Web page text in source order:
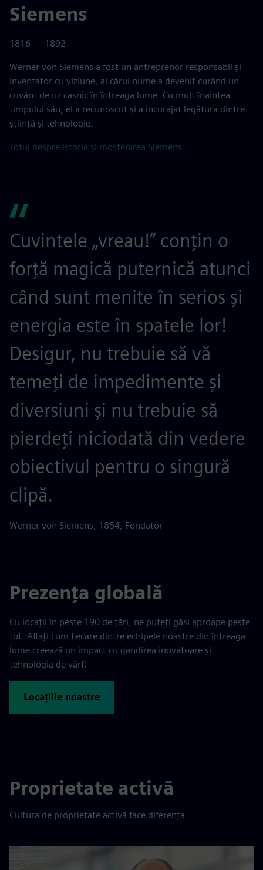
Siemens
1816 — 1892
Werner von Siemens a fost un antreprenor responsabil și
inventator cu viziune, al cărui nume a devenit curând un
cuvânt de uz casnic în întreaga lume. Cu mult înaintea
timpului său, el a recunoscut și a încurajat legătura dintre
știință și tehnologie.
Totul despre istoria și moștenirea Siemens
Cuvintele „vreau!” conțin o
forță magică puternică atunci
când sunt menite în serios și
energia este în spatele lor!
Desigur, nu trebuie să vă
temeți de impedimente și
diversiuni și nu trebuie să
pierdeți niciodată din vedere
obiectivul pentru o singură
clipă.
Werner von Siemens, 1854, Fondator
Prezența globală
Cu locații în peste 190 de țări, ne puteți găsi aproape peste
tot. Aflați cum fiecare dintre echipele noastre din întreaga
lume creează un impact cu gândirea inovatoare și
tehnologia de vârf.
Locațiile noastre
Proprietate activă
Cultura de proprietate activă face diferența